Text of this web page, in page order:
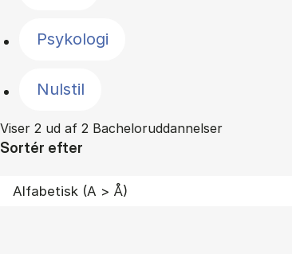
Psykologi
Nulstil
Viser 2 ud af 2 Bacheloruddannelser
Sortér efter